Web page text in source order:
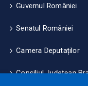
Guvernul României
Senatul României
Camera Deputaților
Consiliul Județean